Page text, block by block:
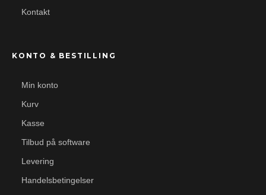
Kontakt
KONTO & BESTILLING
Min konto
Kurv
Kasse
Tilbud på software
Levering
Handelsbetingelser